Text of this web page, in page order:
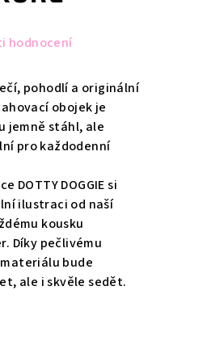
hodnocení
pohodlí a originální
obojek je
jemně stáhl, ale
pro každodenní
DOTTY DOGGIE si
ilustraci od naší
kousku
Díky pečlivému
bude
ale i skvěle sedět.